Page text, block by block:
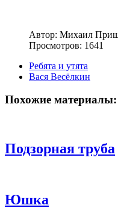
Автор: Михаил
Просмотров: 1641
Ребята и утята
Вася Весёлкин
Похожие материалы:
Подзорная труба
Юшка